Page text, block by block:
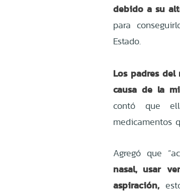
debido a su
para
Estado.
Los padres
causa de la
contó que
medicamentos
Agregó que
nasal, usar
aspiración,